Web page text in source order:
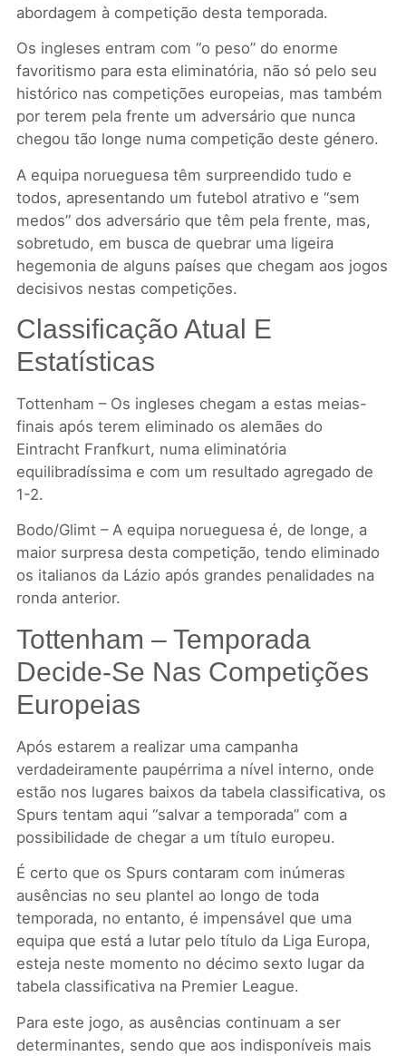
abordagem à competição desta temporada.
Os ingleses entram com “o peso” do enorme
favoritismo para esta eliminatória, não só pelo seu
histórico nas competições europeias, mas também
por terem pela frente um adversário que nunca
chegou tão longe numa competição deste género.
A equipa norueguesa têm surpreendido tudo e
todos, apresentando um futebol atrativo e “sem
medos” dos adversário que têm pela frente, mas,
sobretudo, em busca de quebrar uma ligeira
hegemonia de alguns países que chegam aos jogos
decisivos nestas competições.
Classificação Atual E
Estatísticas
Tottenham – Os ingleses chegam a estas meias-
finais após terem eliminado os alemães do
Eintracht Franfkurt, numa eliminatória
equilibradíssima e com um resultado agregado de
1-2.
Bodo/Glimt – A equipa norueguesa é, de longe, a
maior surpresa desta competição, tendo eliminado
os italianos da Lázio após grandes penalidades na
ronda anterior.
Tottenham – Temporada
Decide-Se Nas Competições
Europeias
Após estarem a realizar uma campanha
verdadeiramente paupérrima a nível interno, onde
estão nos lugares baixos da tabela classificativa, os
Spurs tentam aqui “salvar a temporada” com a
possibilidade de chegar a um título europeu.
É certo que os Spurs contaram com inúmeras
ausências no seu plantel ao longo de toda
temporada, no entanto, é impensável que uma
equipa que está a lutar pelo título da Liga Europa,
esteja neste momento no décimo sexto lugar da
tabela classificativa na Premier League.
Para este jogo, as ausências continuam a ser
determinantes, sendo que aos indisponíveis mais